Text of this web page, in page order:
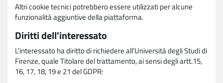
Altri cookie tecnici potrebbero essere utilizzati per alcune
funzionalità aggiuntive della piattaforma.
Diritti dell'interessato
L'interessato ha diritto di richiedere all'Università degli Studi di
Firenze, quale Titolare del trattamento, ai sensi degli artt.15,
16, 17, 18, 19 e 21 del GDPR: